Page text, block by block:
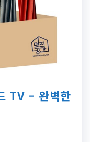
TV – 완벽한